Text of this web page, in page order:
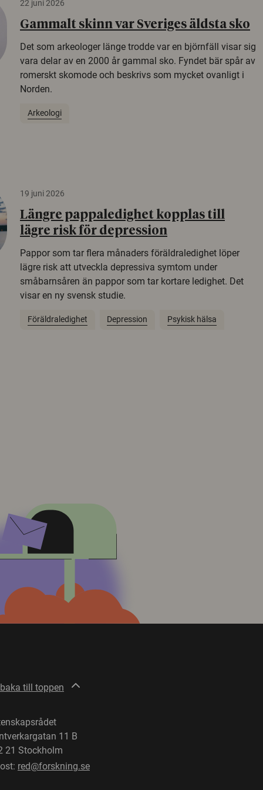
22 juni 2026
Gammalt skinn var Sveriges äldsta sko
Det som arkeologer länge trodde var en björnfäll visar sig
vara delar av en 2000 år gammal sko. Fyndet bär spår av
romerskt skomode och beskrivs som mycket ovanligt i
Norden.
Arkeologi
19 juni 2026
Längre pappaledighet kopplas till
lägre risk för depression
Pappor som tar flera månaders föräldraledighet löper
lägre risk att utveckla depressiva symtom under
småbarnsåren än pappor som tar kortare ledighet. Det
visar en ny svensk studie.
Föräldraledighet Depression Psykisk hälsa
till toppen
11 B
21 Stockholm
red@forskning.se